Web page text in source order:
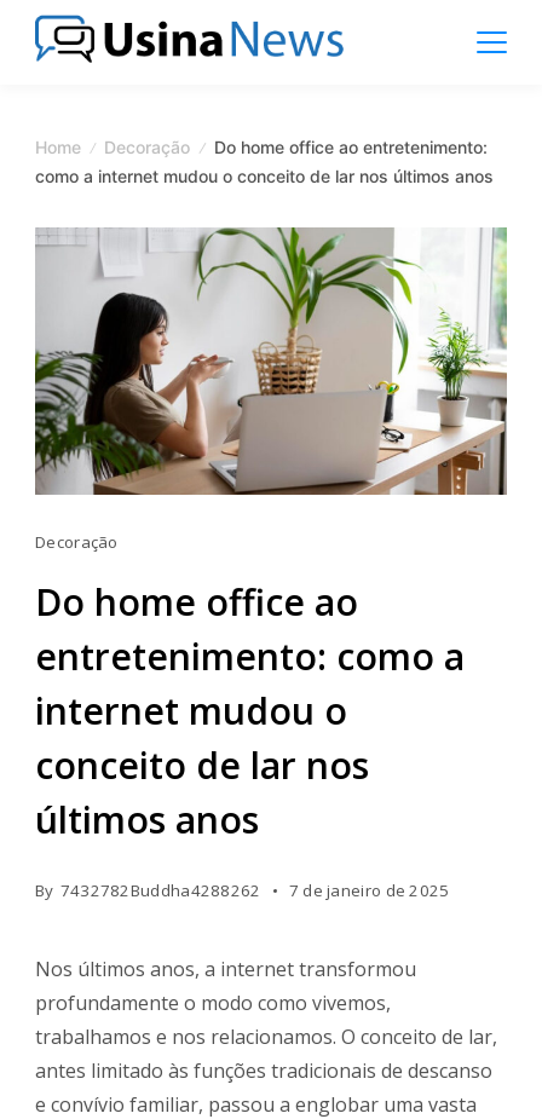
Skip
Magazine
Home Decoração
Do home office ao entretenimento:
como a internet mudou o conceito de lar nos últimos anos
Decoração
Do home office ao
entretenimento: como a
internet mudou o
conceito de lar nos
últimos anos
By 7432782Buddha4288262 7 de janeiro de 2025
Nos últimos anos, a internet transformou
profundamente o modo como vivemos,
trabalhamos e nos relacionamos. O conceito de lar,
antes limitado às funções tradicionais de descanso
e convívio familiar, passou a englobar uma vasta